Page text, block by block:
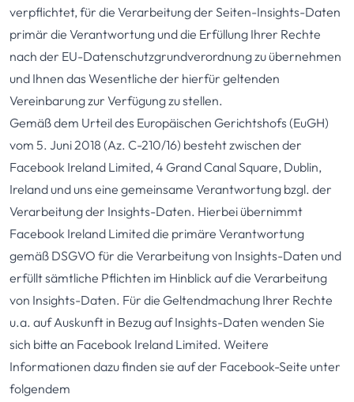
verpflichtet, für die Verarbeitung der Seiten-Insights-Daten
primär die Verantwortung und die Erfüllung Ihrer Rechte
nach der EU-Datenschutzgrundverordnung zu übernehmen
und Ihnen das Wesentliche der hierfür geltenden
Vereinbarung zur Verfügung zu stellen.
Gemäß dem Urteil des Europäischen Gerichtshofs (EuGH)
vom 5. Juni 2018 (Az. C-210/16) besteht zwischen der
Facebook Ireland Limited, 4 Grand Canal Square, Dublin,
Ireland und uns eine gemeinsame Verantwortung bzgl. der
Verarbeitung der Insights-Daten. Hierbei übernimmt
Facebook Ireland Limited die primäre Verantwortung
gemäß DSGVO für die Verarbeitung von Insights-Daten und
erfüllt sämtliche Pflichten im Hinblick auf die Verarbeitung
von Insights-Daten. Für die Geltendmachung Ihrer Rechte
u.a. auf Auskunft in Bezug auf Insights-Daten wenden Sie
sich bitte an Facebook Ireland Limited. Weitere
Informationen dazu finden sie auf der Facebook-Seite unter
folgendem